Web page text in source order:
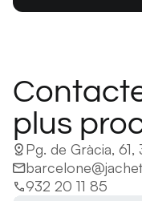
plus
Pg. de Gràcia,
932 20 11 85